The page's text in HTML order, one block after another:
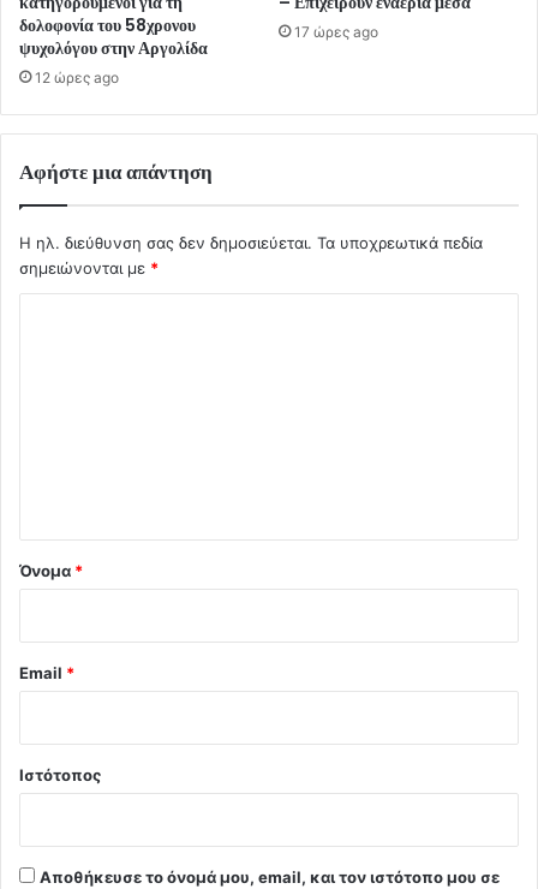
δολοφονία του 58χρονου
ψυχολόγου στην Αργολίδα
12 ώρες ago
17 ώρες ago
Αφήστε μια απάντηση
Η ηλ. διεύθυνση σας δεν δημοσιεύεται. Τα υποχρεωτικά πεδία
σημειώνονται με *
Όνομα *
Email *
Ιστότοπος
Αποθήκευσε το όνομά μου, email, και τον ιστότοπο μου σε